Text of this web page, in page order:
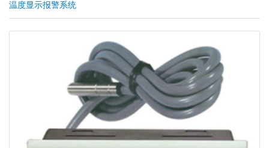
温度显示报警系统